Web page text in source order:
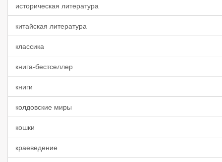
историческая литература
китайская литература
классика
книга-бестселлер
книги
колдовские миры
кошки
краеведение